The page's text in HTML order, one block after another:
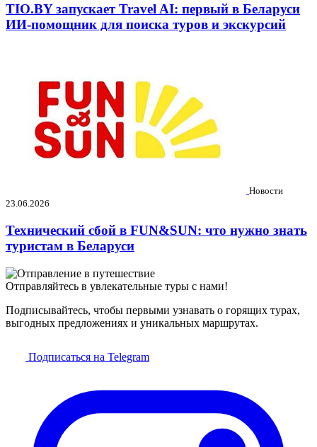
TIO.BY запускает Travel AI: первый в Беларуси
ИИ-помощник для поиска туров и экскурсий
Новости
23.06.2026
Технический сбой в FUN&SUN: что нужно знать
туристам в Беларуси
Отправляйтесь в увлекательные туры с нами!
Подписывайтесь, чтобы первыми узнавать о горящих турах,
выгодных предложениях и уникальных маршрутах.
Подписаться на Telegram